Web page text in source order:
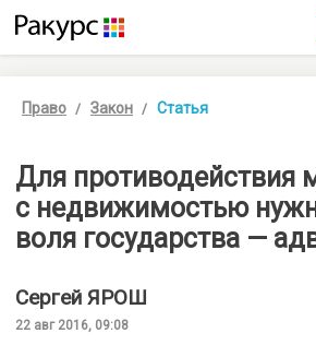
Право Закон Статья
Для противодействия
с недвижимостью
воля государства —
Сергей ЯРОШ
22 авг 2016, 09:08